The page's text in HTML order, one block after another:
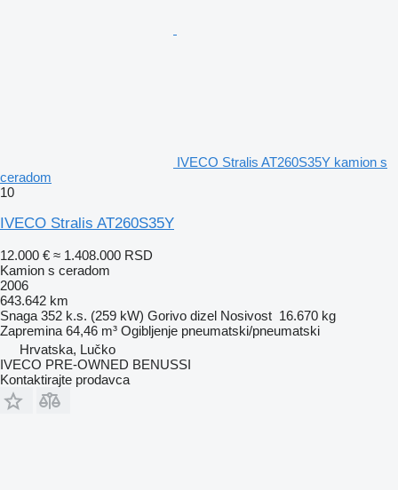
IVECO Stralis AT260S35Y kamion s
ceradom
10
IVECO Stralis AT260S35Y
12.000 € ≈ 1.408.000 RSD
Kamion s ceradom
2006
643.642 km
Snaga 352 k.s. (259 kW) Gorivo dizel Nosivost 16.670 kg
Zapremina 64,46 m³ Ogibljenje pneumatski/pneumatski
Hrvatska, Lučko
IVECO PRE-OWNED BENUSSI
Kontaktirajte prodavca